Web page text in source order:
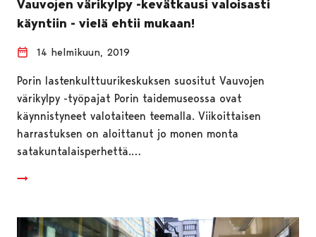
Vauvojen värikylpy -kevätkausi valoisasti
käyntiin - vielä ehtii mukaan!
14 helmikuun, 2019
Porin lastenkulttuurikeskuksen suositut Vauvojen
värikylpy -työpajat Porin taidemuseossa ovat
käynnistyneet valotaiteen teemalla. Viikoittaisen
harrastuksen on aloittanut jo monen monta
satakuntalaisperhettä.…